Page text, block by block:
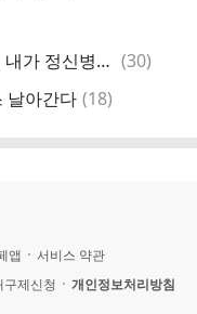
나 정신병자한테 문자온줄 알았는데 내가 정신병자였음 ㅠㅠ 댓
(30)
날아간다 댓
(18)
앱
서비스 약관
구제신청 개인정보처리방침